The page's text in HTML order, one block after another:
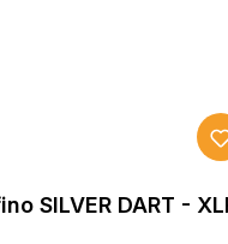
SILVER DART -